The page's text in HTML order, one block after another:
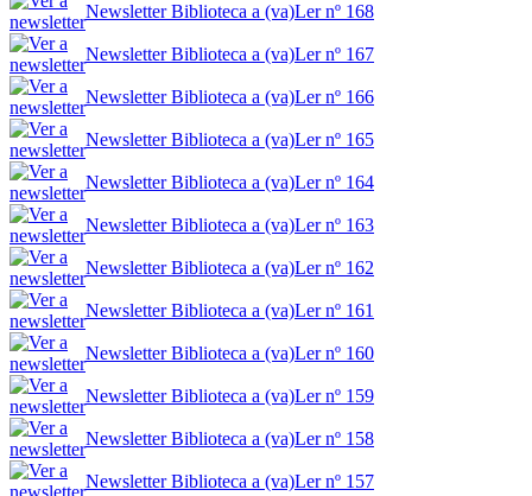
Newsletter Biblioteca a (va)Ler nº 168
Newsletter Biblioteca a (va)Ler nº 167
Newsletter Biblioteca a (va)Ler nº 166
Newsletter Biblioteca a (va)Ler nº 165
Newsletter Biblioteca a (va)Ler nº 164
Newsletter Biblioteca a (va)Ler nº 163
Newsletter Biblioteca a (va)Ler nº 162
Newsletter Biblioteca a (va)Ler nº 161
Newsletter Biblioteca a (va)Ler nº 160
Newsletter Biblioteca a (va)Ler nº 159
Newsletter Biblioteca a (va)Ler nº 158
Newsletter Biblioteca a (va)Ler nº 157